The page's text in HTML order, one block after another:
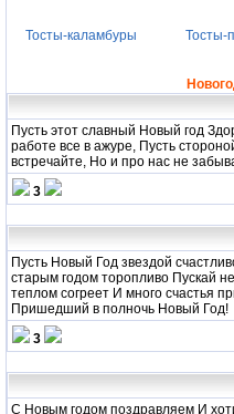
Тосты-каламбуры Тосты-
Пусть этот славный Новый год
работе все в ажуре, Пусть
встречайте, Но и про нас не
3
Пусть Новый Год звездой
старым годом торопливо Пускай
теплом согреет И много счастья
Пришедший в полночь Новый Год!
3
С Новым годом поздравляем И